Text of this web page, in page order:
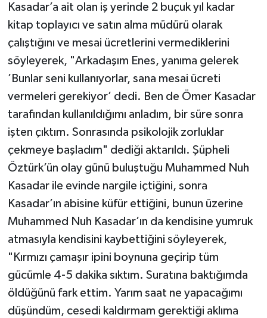
Kasadar’a ait olan iş yerinde 2 buçuk yıl kadar
kitap toplayıcı ve satın alma müdürü olarak
çalıştığını ve mesai ücretlerini vermediklerini
söyleyerek, "Arkadaşım Enes, yanıma gelerek
’Bunlar seni kullanıyorlar, sana mesai ücreti
vermeleri gerekiyor’ dedi. Ben de Ömer Kasadar
tarafından kullanıldığımı anladım, bir süre sonra
işten çıktım. Sonrasında psikolojik zorluklar
çekmeye başladım" dediği aktarıldı. Şüpheli
Öztürk’ün olay günü buluştuğu Muhammed Nuh
Kasadar ile evinde nargile içtiğini, sonra
Kasadar’ın abisine küfür ettiğini, bunun üzerine
Muhammed Nuh Kasadar’ın da kendisine yumruk
atmasıyla kendisini kaybettiğini söyleyerek,
"Kırmızı çamaşır ipini boynuna geçirip tüm
gücümle 4-5 dakika sıktım. Suratına baktığımda
öldüğünü fark ettim. Yarım saat ne yapacağımı
düşündüm, cesedi kaldırmam gerektiği aklıma